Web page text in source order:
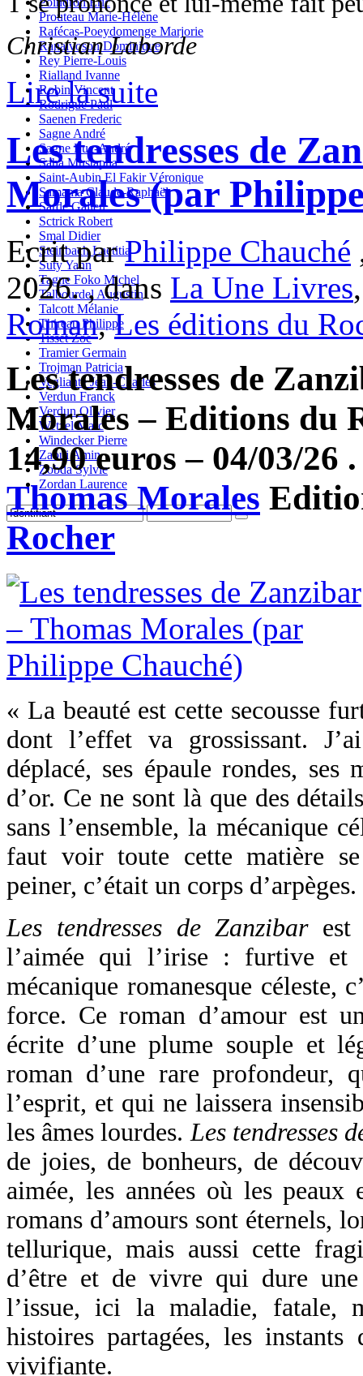
Prouteau Marie-Hélène
Rafécas-Poeydomenge Marjorie
Ranaivoson Dominique
Rey Pierre-Louis
Rialland Ivanne
Robin Vincent
Rodrigue Paul
Saenen Frederic
Sagne André
Sagne Luc-André
Saha Mustapha
Saint-Aubin El Fakir Véronique
Samama Claude-Raphaël
Sarde Galien
Sctrick Robert
Smal Didier
Steinbach Laetitia
Suty Yann
Tagne Foko Michel
Talbourdel Augustin
Talcott Mélanie
Thireau Philippe
Tisset Zoe
Tramier Germain
Trojman Patricia
Vegliante Jean-Charles
Verdun Franck
Verdun Olivier
Wetzel Marc
Windecker Pierre
Zaoui Amin
Zobda Sylvie
Zordan Laurence
Christian Laborde
Lire la suite
Les tendresses de
Morales (par
Ecrit parPhilippe Chauché
2026. , dans La Une Livres
Roman,Les éditions du
Les tendresses de
Morales – Editions du
14,90 euros – 04/03/26
Thomas Morales
Rocher
« La beauté est cette secousse
dont l’effet va grossissant.
déplacé, ses épaule rondes,
d’or. Ce ne sont là que des
sans l’ensemble, la mécanique
faut voir toute cette matière
peiner, c’était un corps d’arpèges.
Les tendresses de Zanzibar
l’aimée qui l’irise : furtive
mécanique romanesque céleste,
force. Ce roman d’amour est
écrite d’une plume souple et
roman d’une rare
l’esprit, et qui ne laissera
les âmes lourdes.Les tendresses
de joies, de bonheurs, de
aimée, les années où les peaux
romans d’amours sont éternels,
tellurique, mais aussi cette
d’être et de vivre qui dure
l’issue, ici la maladie, fatale,
histoires partagées, les
vivifiante.